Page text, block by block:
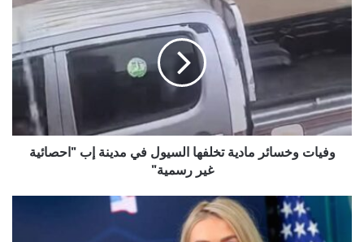
وخسائر
في
مدينة
إب
"احصائية
وفيات وخسائر مادية تخلفها السيول في مدينة إب "احصائية
غير رسمية"
البيت
ترامب